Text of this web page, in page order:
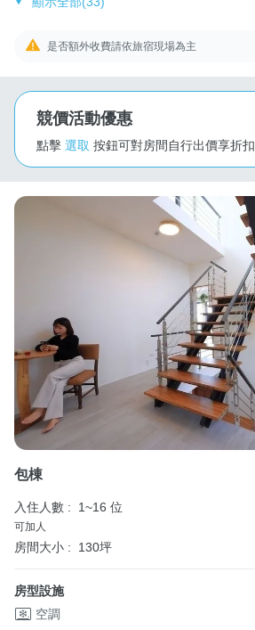
是否額外收費請依旅宿現場為主
競價活動優惠
點擊 選取 按鈕可對房間自行出價享折扣
包棟
入住人數 : 1~16 位
可加人
房間大小 : 130坪
房型設施
空調